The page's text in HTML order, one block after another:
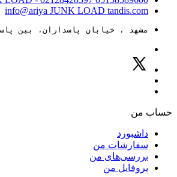
info@ariya JUNK LOAD tandis.com
مشهد ، خیابان پاسداران، بین پاسداران ۴ و ۶،
حساب من
داشبورد
سفارشات من
بررسی‌های من
پروفایل من